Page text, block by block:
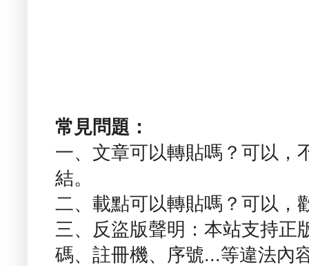
常見問題：
一、文章可以轉貼嗎？可以，
結。
二、載點可以轉貼嗎？可以，
三、反盜版聲明：本站支持正
碼、註冊機、序號...等違法內